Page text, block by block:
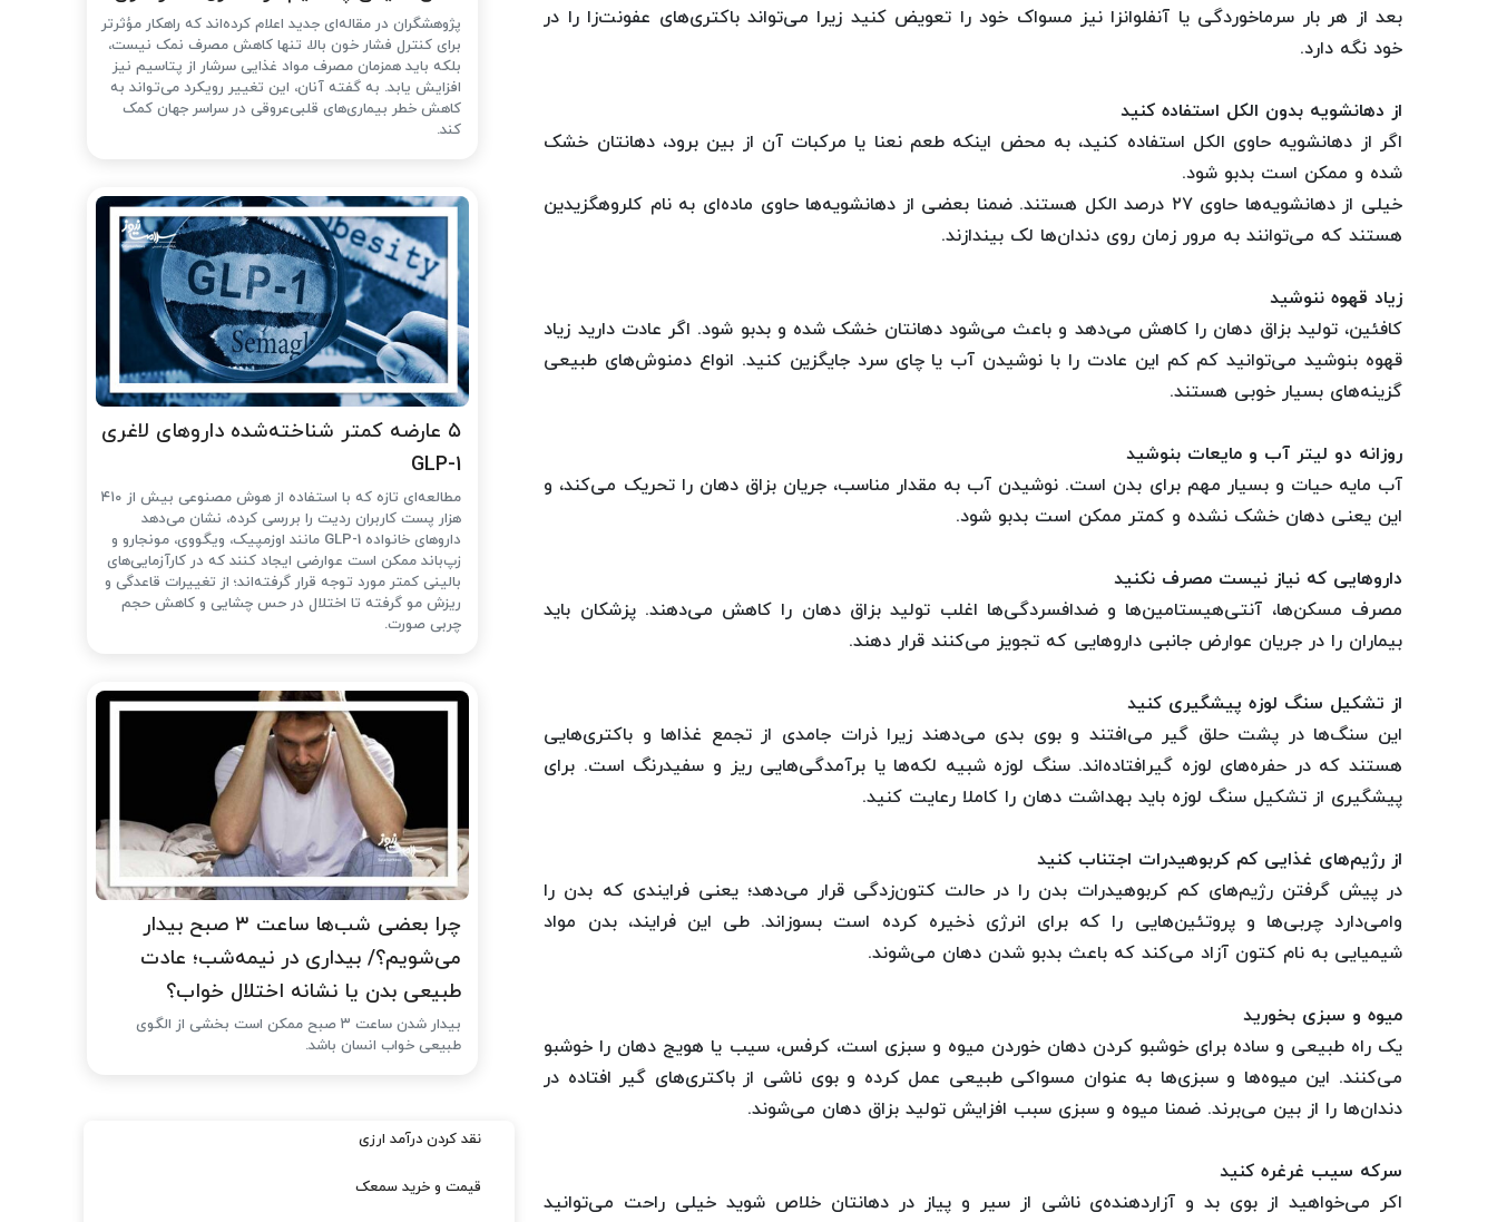
بعد از هر بار سرماخوردگی یا آنفلوانزا نیز مسواک خود را تعویض کنید زیرا می‌تواند باکتری‌های عفونت‌زا را در
خود نگه دارد.
از دهانشویه بدون الکل استفاده کنید
اگر از دهانشویه حاوی الکل استفاده کنید، به محض اینکه طعم نعنا یا مرکبات آن از بین برود، دهانتان خشک
شده و ممکن است بدبو شود.
خیلی از دهانشویه‌ها حاوی ۲۷ درصد الکل هستند. ضمنا بعضی از دهانشویه‌ها حاوی ماده‌ای به نام کلروهگزیدین
هستند که می‌توانند به مرور زمان روی دندان‌ها لک بیندازند.
زیاد قهوه ننوشید
کافئین، تولید بزاق دهان را کاهش می‌دهد و باعث می‌شود دهانتان خشک شده و بدبو شود. اگر عادت دارید زیاد
قهوه بنوشید می‌توانید کم کم این عادت را با نوشیدن آب یا چای سرد جایگزین کنید. انواع دمنوش‌های طبیعی
گزینه‌های بسیار خوبی هستند.
روزانه دو لیتر آب و مایعات بنوشید
آب مایه حیات و بسیار مهم برای بدن است. نوشیدن آب به مقدار مناسب، جریان بزاق دهان را تحریک می‌کند، و
این یعنی دهان خشک نشده و کمتر ممکن است بدبو شود.
داروهایی که نیاز نیست مصرف نکنید
مصرف مسکن‌ها، آنتی‌هیستامین‌ها و ضدافسردگی‌ها اغلب تولید بزاق دهان را کاهش می‌دهند. پزشکان باید
بیماران را در جریان عوارض جانبی داروهایی که تجویز می‌کنند قرار دهند.
از تشکیل سنگ لوزه پیشگیری کنید
این سنگ‌ها در پشت حلق گیر می‌افتند و بوی بدی می‌دهند زیرا ذرات جامدی از تجمع غذاها و باکتری‌هایی
هستند که در حفره‌های لوزه گیرافتاده‌اند. سنگ لوزه شبیه لکه‌ها یا برآمدگی‌هایی ریز و سفیدرنگ است. برای
پیشگیری از تشکیل سنگ لوزه باید بهداشت دهان را کاملا رعایت کنید.
از رژیم‌های غذایی کم کربوهیدرات اجتناب کنید
در پیش گرفتن رژیم‌های کم کربوهیدرات بدن را در حالت کتون‌زدگی قرار می‌دهد؛ یعنی فرایندی که بدن را
وامی‌دارد چربی‌ها و پروتئین‌هایی را که برای انرژی ذخیره کرده است بسوزاند. طی این فرایند، بدن مواد
شیمیایی به نام کتون آزاد می‌کند که باعث بدبو شدن دهان می‌شوند.
میوه و سبزی بخورید
یک راه طبیعی و ساده برای خوشبو کردن دهان خوردن میوه و سبزی است، کرفس، سیب یا هویج دهان را خوشبو
می‌کنند. این میوه‌ها و سبزی‌‌ها به عنوان مسواکی طبیعی عمل کرده و بوی ناشی از باکتری‌های گیر افتاده در
دندان‌ها را از بین می‌برند. ضمنا میوه و سبزی سبب افزایش تولید بزاق دهان می‌شوند.
سرکه سیب غرغره کنید
اکر می‌خواهید از بوی بد و آزاردهنده‌ی ناشی از سیر و پیاز در دهانتان خلاص شوید خیلی راحت می‌توانید
پژوهشگران در مقاله‌ای جدید اعلام کرده‌اند که راهکار مؤثرتر
برای کنترل فشار خون بالا، تنها کاهش مصرف نمک نیست،
بلکه باید همزمان مصرف مواد غذایی سرشار از پتاسیم نیز
افزایش یابد. به گفته آنان، این تغییر رویکرد می‌تواند به
کاهش خطر بیماری‌های قلبی‌عروقی در سراسر جهان کمک
کند.
۵ عارضه کمتر شناخته‌شده داروهای لاغری
GLP-1
مطالعه‌ای تازه که با استفاده از هوش مصنوعی بیش از ۴۱۰
هزار پست کاربران ردیت را بررسی کرده، نشان می‌دهد
داروهای خانواده GLP-1 مانند اوزمپیک، ویگووی، مونجارو و
زپ‌باند ممکن است عوارضی ایجاد کنند که در کارآزمایی‌های
بالینی کمتر مورد توجه قرار گرفته‌اند؛ از تغییرات قاعدگی و
ریزش مو گرفته تا اختلال در حس چشایی و کاهش حجم
چربی صورت.
چرا بعضی شب‌ها ساعت ۳ صبح بیدار
می‌شویم؟/ بیداری در نیمه‌شب؛ عادت
طبیعی بدن یا نشانه اختلال خواب؟
بیدار شدن ساعت ۳ صبح ممکن است بخشی از الگوی
طبیعی خواب انسان باشد.
نقد کردن درآمد ارزی
قیمت و خرید سمعک